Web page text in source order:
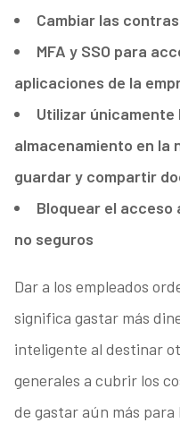
Cambiar las
MFA y SSO para
aplicaciones de la
Utilizar únicamente
almacenamiento en la
guardar y compartir
Bloquear el acceso
no seguros
Dar a los empleados
significa gastar más
inteligente al destinar
generales a cubrir los
de gastar aún más